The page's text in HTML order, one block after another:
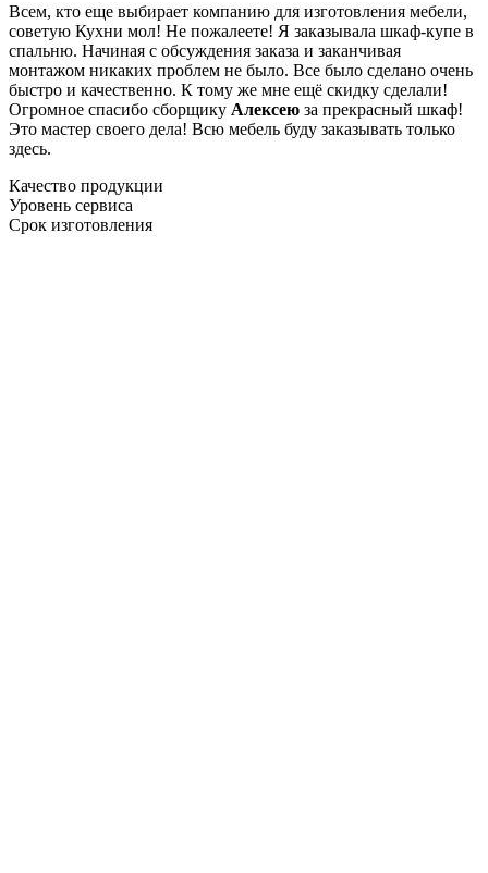
Всем, кто еще выбирает компанию для изготовления мебели,
советую Кухни мол! Не пожалеете! Я заказывала шкаф-купе в
спальню. Начиная с обсуждения заказа и заканчивая
монтажом никаких проблем не было. Все было сделано очень
быстро и качественно. К тому же мне ещё скидку сделали!
Огромное спасибо сборщику Алексею за прекрасный шкаф!
Это мастер своего дела! Всю мебель буду заказывать только
здесь.
Качество продукции
Уровень сервиса
Срок изготовления